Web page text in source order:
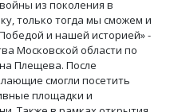
из поколения в
только тогда мы сможем и
и нашей историей» -
Московской области по
Плещева. После
смогли посетить
площадки и